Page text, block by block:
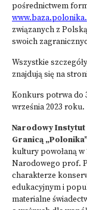
pośrednictwem
związanych z
swoich
Wszystkie
znajdują się na
Konkurs potrwa do
września 2023 roku.
Narodowy
Granicą
kultury powołaną
Narodowego prof.
charakterze
edukacyjnym i
materialne